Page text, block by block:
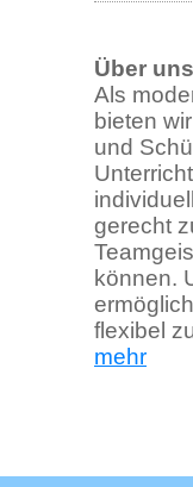
Über uns
Als
bieten
und
gerecht
können.
flexibel
mehr